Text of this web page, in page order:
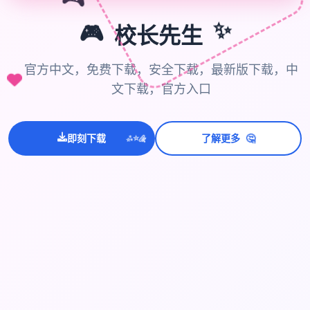
🎮 校长先生 ✨
官方中文，免费下载，安全下载，最新版下载，中
文下载，官方入口
即刻下载 ✨⭐💫 了解更多 🤔